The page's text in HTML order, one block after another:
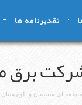
تقدیرنامه ها
برق
ای سیستان و بلوچستان